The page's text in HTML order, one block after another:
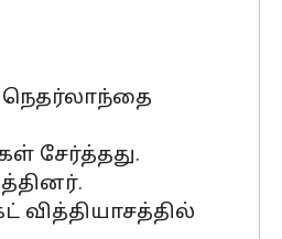
நெதர்லாந்தை
சேர்த்தது.
வித்தியாசத்தில்